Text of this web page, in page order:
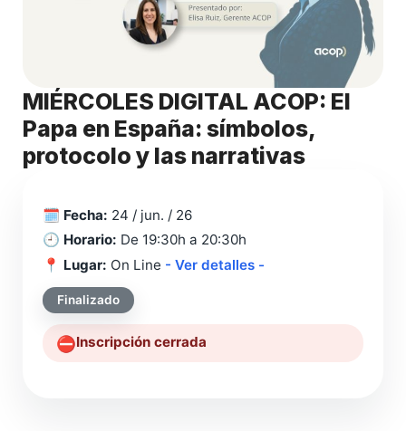
MIÉRCOLES DIGITAL ACOP: El
Papa en España: símbolos,
protocolo y las narrativas
🗓️ Fecha: 24 / jun. / 26
🕘 Horario: De 19:30h a 20:30h
📍 Lugar: On Line - Ver detalles -
Finalizado
⛔️Inscripción cerrada